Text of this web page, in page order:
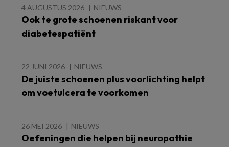
4 AUGUSTUS 2026 NIEUWS
Ook te grote schoenen riskant voor
diabetespatiënt
22 JUNI 2026 NIEUWS
De juiste schoenen plus voorlichting helpt
om voetulcera te voorkomen
26 MEI 2026 NIEUWS
Oefeningen die helpen bij neuropathie